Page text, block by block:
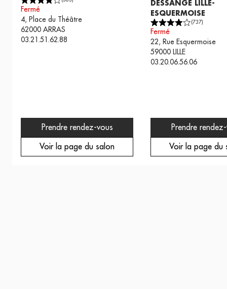
Fermé
4, Place du Théâtre
62000 ARRAS
03.21.51.62.88
Prendre rendez-vous
Voir la page du salon
DESSANGE LILLE-
ESQUERMOISE
(737)
Fermé
22, Rue Esquermoise
59000 LILLE
03.20.06.56.06
Prendre
Voir la page du